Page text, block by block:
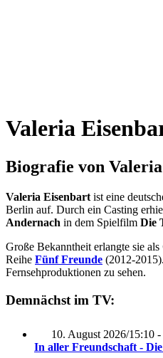
Valeria
Biografie von
Valeria Eisenbart ist eine
Berlin auf. Durch ein Casting
Andernach in dem Spielfilm Die
Große Bekanntheit erlangte sie als
Reihe Fünf Freunde (2012-
Fernsehproduktionen zu sehen.
Demnächst im TV:
10. August 2026/15:10
In aller Freundschaft -